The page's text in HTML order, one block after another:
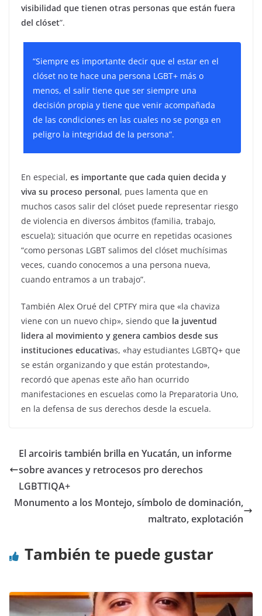
visibilidad que tienen otras personas que están fuera
del clóset”.
“Siempre es importante decir que el estar en el
clóset no te hace una persona LGBT+ más o
menos, el salir tiene que ser siempre una
decisión propia y tiene que venir acompañada
de las condiciones en las cuales no se ponga en
peligro la integridad de la persona”.
En especial, es importante que cada quien decida y
viva su proceso personal, pues lamenta que en
muchos casos salir del clóset puede representar riesgo
de violencia en diversos ámbitos (familia, trabajo,
escuela); situación que ocurre en repetidas ocasiones
“como personas LGBT salimos del clóset muchísimas
veces, cuando conocemos a una persona nueva,
cuando entramos a un trabajo”.
También Alex Orué del CPTFY mira que «la chaviza
viene con un nuevo chip», siendo que la juventud
lidera al movimiento y genera cambios desde sus
instituciones educativas, «hay estudiantes LGBTQ+ que
se están organizando y que están protestando»,
recordó que apenas este año han ocurrido
manifestaciones en escuelas como la Preparatoria Uno,
en la defensa de sus derechos desde la escuela.
El arcoiris también brilla en Yucatán, un informe
sobre avances y retrocesos pro derechos
LGBTTIQA+
Monumento a los Montejo, símbolo de dominación,
maltrato, explotación
También te puede gustar